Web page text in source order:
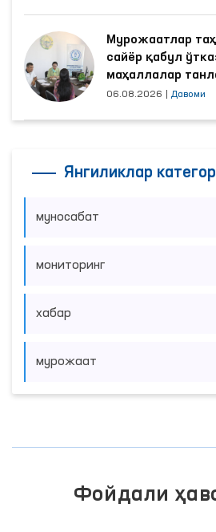
Мурожаатлар
сайёр қабул
маҳаллалар
06.08.2026 Давоми
Янгиликлар
муносабат
мониторинг
хабар
мурожаат
Фойдали